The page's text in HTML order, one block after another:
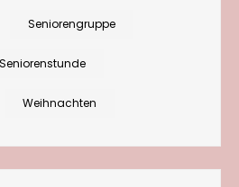
Seniorengruppe
Seniorenstunde
Weihnachten